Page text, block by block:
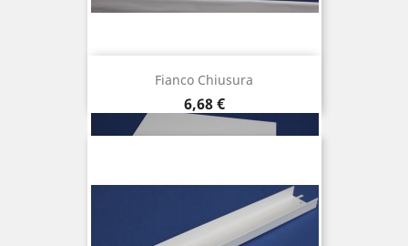
Fianco Chiusura
Prezzo
6,68 €